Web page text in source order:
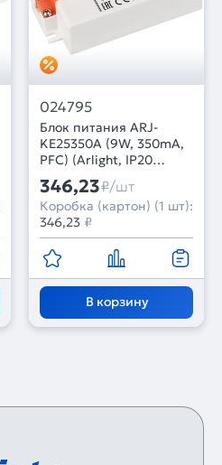
024795
Блок питания ARJ-
KE25350A (9W, 350mA,
PFC) (Arlight, IP20
Пластик, 5 лет)
346,23₽/шт
Коробка (картон) (1 шт):
346,23 ₽
В корзину